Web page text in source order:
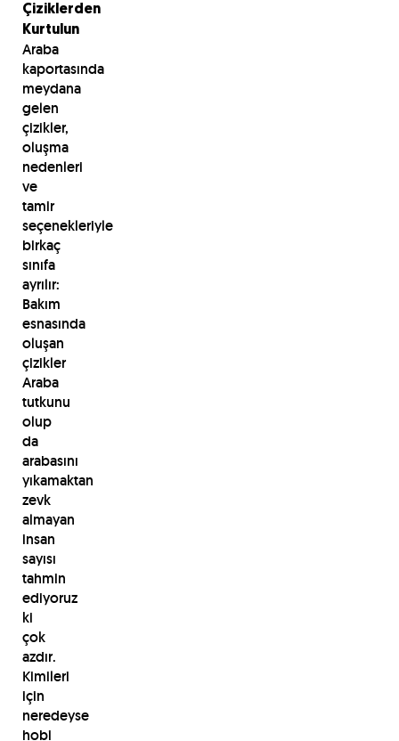
Çiziklerden
Kurtulun
Araba
kaportasında
meydana
gelen
çizikler,
oluşma
nedenleri
ve
tamir
seçenekleriyle
birkaç
sınıfa
ayrılır:
Bakım
esnasında
oluşan
çizikler
Araba
tutkunu
olup
da
arabasını
yıkamaktan
zevk
almayan
insan
sayısı
tahmin
ediyoruz
ki
çok
azdır.
Kimileri
için
neredeyse
hobi